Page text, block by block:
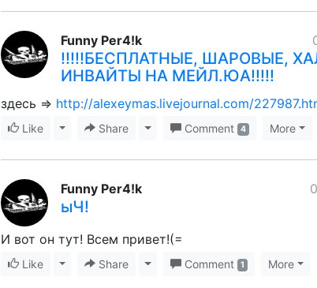
Funny Per4!k
!!!!!БЕСПЛАТНЫЕ, ШАРОВЫЕ,
ИНВАЙТЫ НА МЕЙЛ.ЮА!!!!!
здесь => http://alexeymas.livejournal.com/
Like Toggle Dropdown
Share Toggle Dropdown
Comment 4 More
Funny Per4!k
ыЧ!
И вот он тут! Всем привет!(=
Like Toggle Dropdown
Share Toggle Dropdown
Comment 1 More